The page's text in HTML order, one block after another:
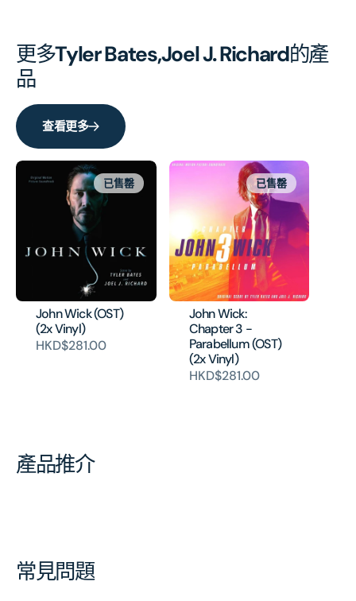
更多Tyler Bates,Joel J. Richard的產
品
查看更多
John Wick (OST)
(2x Vinyl)
HKD$281.00
已售罄
John Wick:
Chapter 3 -
Parabellum (OST)
(2x Vinyl)
HKD$281.00
已售罄
產品推介
常見問題